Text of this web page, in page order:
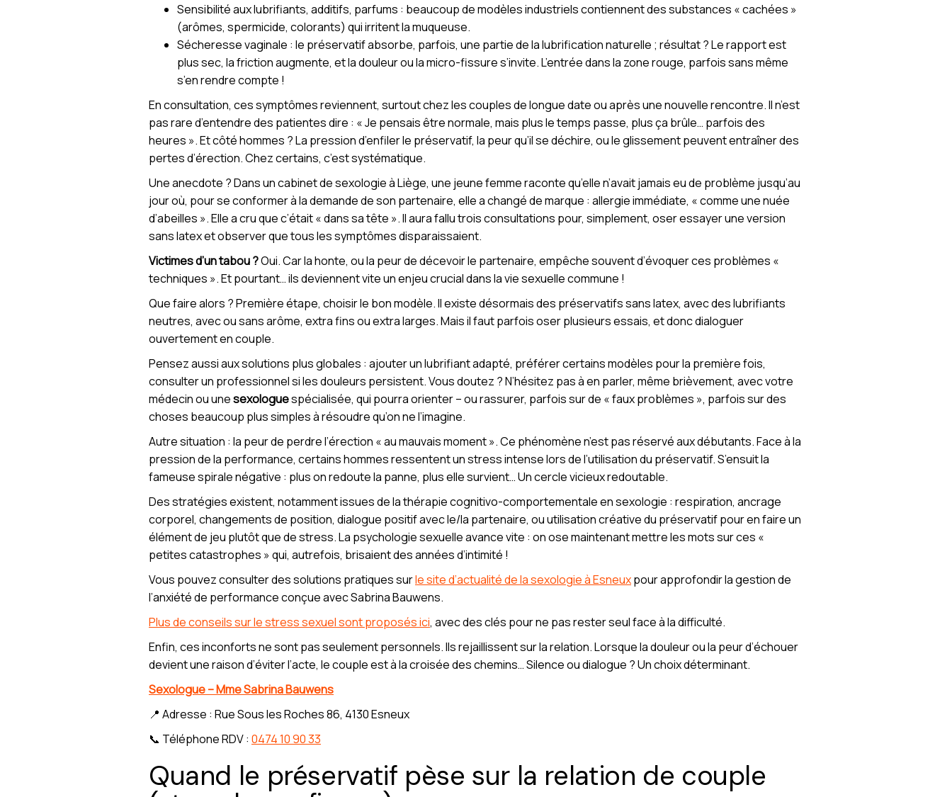
Sensibilité aux lubrifiants, additifs, parfums : beaucoup de modèles industriels contiennent des substances « cachées »
(arômes, spermicide, colorants) qui irritent la muqueuse.
Sécheresse vaginale : le préservatif absorbe, parfois, une partie de la lubrification naturelle ; résultat ? Le rapport est
plus sec, la friction augmente, et la douleur ou la micro-fissure s’invite. L’entrée dans la zone rouge, parfois sans même
s’en rendre compte !
En consultation, ces symptômes reviennent, surtout chez les couples de longue date ou après une nouvelle rencontre. Il n’est
pas rare d’entendre des patientes dire : « Je pensais être normale, mais plus le temps passe, plus ça brûle… parfois des
heures ». Et côté hommes ? La pression d’enfiler le préservatif, la peur qu’il se déchire, ou le glissement peuvent entraîner des
pertes d’érection. Chez certains, c’est systématique.
Une anecdote ? Dans un cabinet de sexologie à Liège, une jeune femme raconte qu’elle n’avait jamais eu de problème jusqu’au
jour où, pour se conformer à la demande de son partenaire, elle a changé de marque : allergie immédiate, « comme une nuée
d’abeilles ». Elle a cru que c’était « dans sa tête ». Il aura fallu trois consultations pour, simplement, oser essayer une version
sans latex et observer que tous les symptômes disparaissaient.
Victimes d’un tabou ?Oui. Car la honte, ou la peur de décevoir le partenaire, empêche souvent d’évoquer ces problèmes «
techniques ». Et pourtant… ils deviennent vite un enjeu crucial dans la vie sexuelle commune !
Que faire alors ? Première étape, choisir le bon modèle. Il existe désormais des préservatifs sans latex, avec des lubrifiants
neutres, avec ou sans arôme, extra fins ou extra larges. Mais il faut parfois oser plusieurs essais, et donc dialoguer
ouvertement en couple.
Pensez aussi aux solutions plus globales : ajouter un lubrifiant adapté, préférer certains modèles pour la première fois,
consulter un professionnel si les douleurs persistent. Vous doutez ? N’hésitez pas à en parler, même brièvement, avec votre
médecin ou unesexologuespécialisée, qui pourra orienter – ou rassurer, parfois sur de « faux problèmes », parfois sur des
choses beaucoup plus simples à résoudre qu’on ne l’imagine.
Autre situation : la peur de perdre l’érection « au mauvais moment ». Ce phénomène n’est pas réservé aux débutants. Face à la
pression de la performance, certains hommes ressentent un stress intense lors de l’utilisation du préservatif. S’ensuit la
fameuse spirale négative : plus on redoute la panne, plus elle survient… Un cercle vicieux redoutable.
Des stratégies existent, notamment issues de la thérapie cognitivo-comportementale en sexologie : respiration, ancrage
corporel, changements de position, dialogue positif avec le/la partenaire, ou utilisation créative du préservatif pour en faire un
élément de jeu plutôt que de stress. La psychologie sexuelle avance vite : on ose maintenant mettre les mots sur ces «
petites catastrophes » qui, autrefois, brisaient des années d’intimité !
Vous pouvez consulter des solutions pratiques surle site d’actualité de la sexologie à Esneuxpour approfondir la gestion de
l’anxiété de performance conçue avec Sabrina Bauwens.
Plus de conseils sur le stress sexuel sont proposés ici, avec des clés pour ne pas rester seul face à la difficulté.
Enfin, ces inconforts ne sont pas seulement personnels. Ils rejaillissent sur la relation. Lorsque la douleur ou la peur d’échouer
devient une raison d’éviter l’acte, le couple est à la croisée des chemins… Silence ou dialogue ? Un choix déterminant.
Sexologue – Mme Sabrina Bauwens
📍 Adresse : Rue Sous les Roches 86, 4130 Esneux
📞 Téléphone RDV : 0474 10 90 33
Quand le préservatif pèse sur la relation de couple